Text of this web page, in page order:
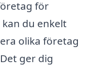
för
du enkelt
olika företag
ger dig